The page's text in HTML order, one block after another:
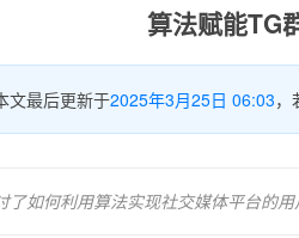
算法赋能TG
文最后更新于2025年3月25日 06:03，
了如何利用算法实现社交媒体平台的